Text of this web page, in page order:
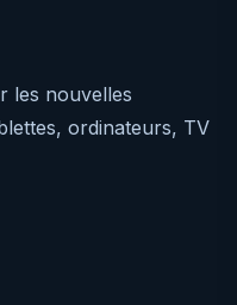
les nouvelles
ordinateurs, TV